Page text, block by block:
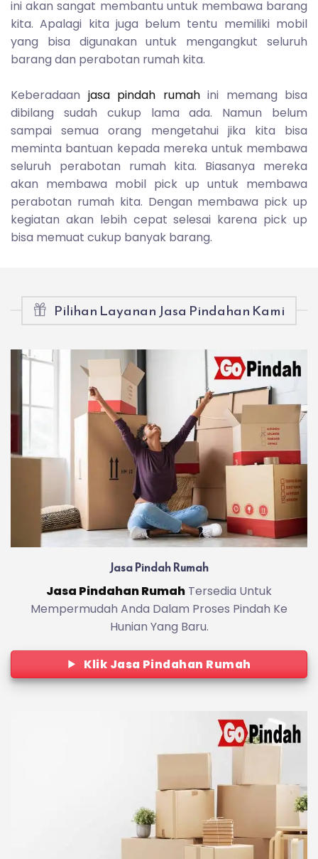
ini akan sangat membantu untuk membawa barang
kita. Apalagi kita juga belum tentu memiliki mobil
yang bisa digunakan untuk mengangkut seluruh
barang dan perabotan rumah kita.
Keberadaan jasa pindah rumahini memang bisa
dibilang sudah cukup lama ada. Namun belum
sampai semua orang mengetahui jika kita bisa
meminta bantuan kepada mereka untuk membawa
seluruh perabotan rumah kita. Biasanya mereka
akan membawa mobil pick up untuk membawa
perabotan rumah kita. Dengan membawa pick up
kegiatan akan lebih cepat selesai karena pick up
bisa memuat cukup banyak barang.
Pilihan Layanan Jasa Pindahan Kami
Jasa Pindah Rumah
Jasa Pindahan Rumah Tersedia Untuk
Mempermudah Anda Dalam Proses Pindah Ke
Hunian Yang Baru.
Klik Jasa Pindahan Rumah